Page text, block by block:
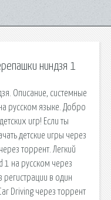
ниндзя 1
Описание, системные
русском языке. Добро
игр! Если ты
детские игры через
торрент. Легкий
1 на русском через
в один
Driving через торрент